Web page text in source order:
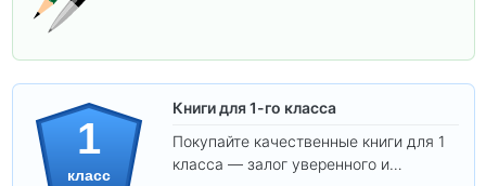
1
класс
Книги для 1-го класса
Покупайте качественные книги для 1
класса — залог уверенного и